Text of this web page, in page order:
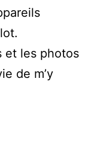
et les photos
de m’y